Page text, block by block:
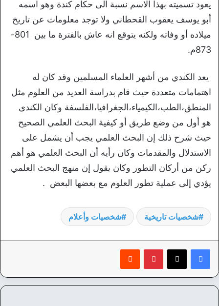
يعود تسميته بهذا الاسم نسبة الى حكام كندة وهو اسمه
أبو يوسف يعقوب القحطاني ولا توجد معلومات عن تاريخ
ميلاده أو وفاته ولكنه يتوقع انه عاش بالفترة ما بين 801-
873م.
يعد الكندي من أشهر العلماء المسلمين وقد كان له
اهتمامات متعددة حيث قام بدراسة العديد من العلوم مثل
المنطق،الطب،الكيمياء،الجغرافيا،الفلسفة وكان الكندي
هو أول من وضع طريق أو كيفية البحث العلمي الصحيح
حيث شرح ذلك إن البحث العلمي يجب أن يشمل على
الاستدلال والمقدمات وكان رأيه أن البحث العلمي هو أهم
ركن من أركان التطور وكان يقول إن منهج البحث العلمي
يؤدي إلى عملية تطور العلوم مع بعضها البعض .
شخصيات تاريخية شخصيات وأعلام
بينتيريست